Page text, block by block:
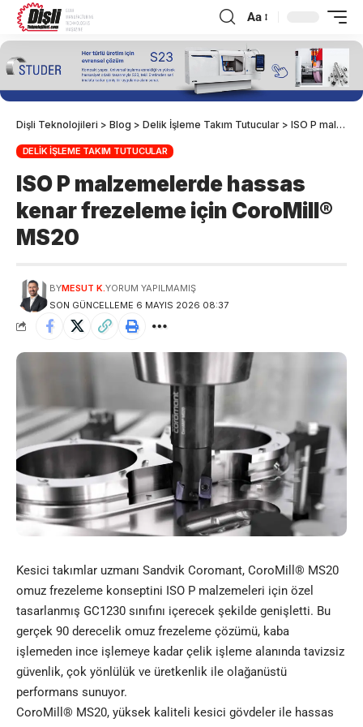
Aa
Dişli Teknolojileri > Blog > Delik İşleme Takım Tutucular > ISO P malzemelerde hassas kenar frezeleme için CoroMill® MS20
DELIK İŞLEME TAKIM TUTUCULAR
ISO P malzemelerde hassas
kenar frezeleme için CoroMill®
MS20
SON GÜNCELLEME 6 MAYIS 2026 08:37
BYMESUT K.YORUM YAPILMAMIŞ
Kesici takımlar uzmanı Sandvik Coromant, CoroMill® MS20
omuz frezeleme konseptini ISO P malzemeleri için özel
tasarlanmış GC1230 sınıfını içerecek şekilde genişletti. Bu
gerçek 90 derecelik omuz frezeleme çözümü, kaba
işlemeden ince işlemeye kadar çelik işleme alanında tavizsiz
güvenlik, çok yönlülük ve üretkenlik ile olağanüstü
performans sunuyor.
CoroMill® MS20, yüksek kaliteli kesici gövdeler ile hassas